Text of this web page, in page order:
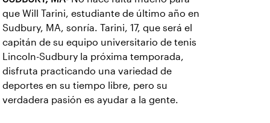
que Will Tarini, estudiante de último año en
Sudbury, MA, sonría. Tarini, 17, que será el
capitán de su equipo universitario de tenis
Lincoln-Sudbury la próxima temporada,
disfruta practicando una variedad de
deportes en su tiempo libre, pero su
verdadera pasión es ayudar a la gente.